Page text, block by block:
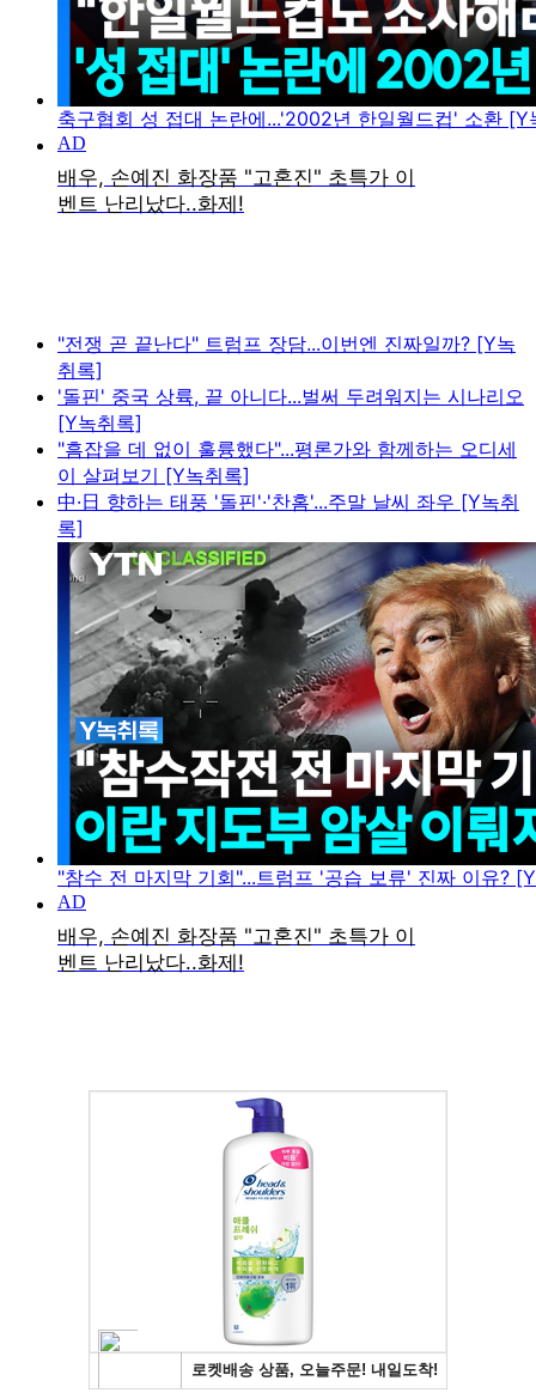
축구협회 성 접대 논란에...'2002년 한일월드컵' 소환 [Y
"전쟁 곧 끝난다" 트럼프 장담...이번엔 진짜일까? [Y녹
취록]
'돌핀' 중국 상륙, 끝 아니다...벌써 두려워지는 시나리오
[Y녹취록]
"흠잡을 데 없이 훌륭했다"...평론가와 함께하는 오디세
이 살펴보기 [Y녹취록]
中·日 향하는 태풍 '돌핀'·'찬홈'...주말 날씨 좌우 [Y녹취
록]
"참수 전 마지막 기회"...트럼프 '공습 보류' 진짜 이유?